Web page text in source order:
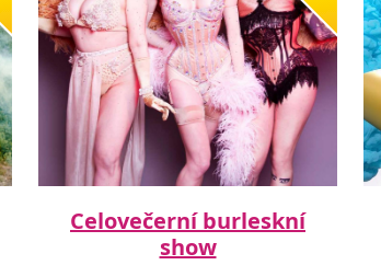
Celovečerní burleskní
show